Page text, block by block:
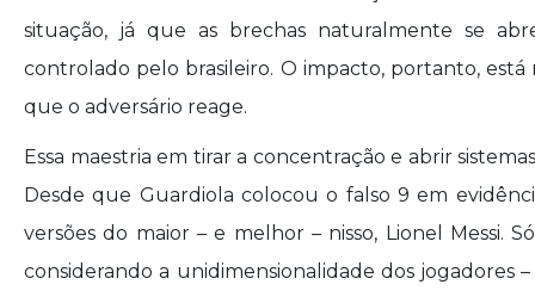
situação, já que as brechas naturalmente se
controlado pelo brasileiro. O impacto, portanto,
que o adversário reage.
Essa maestria em tirar a concentração e abrir
Desde que Guardiola colocou o falso 9 em
versões do maior – e melhor – nisso, Lionel Messi.
considerando a unidimensionalidade dos jogadores